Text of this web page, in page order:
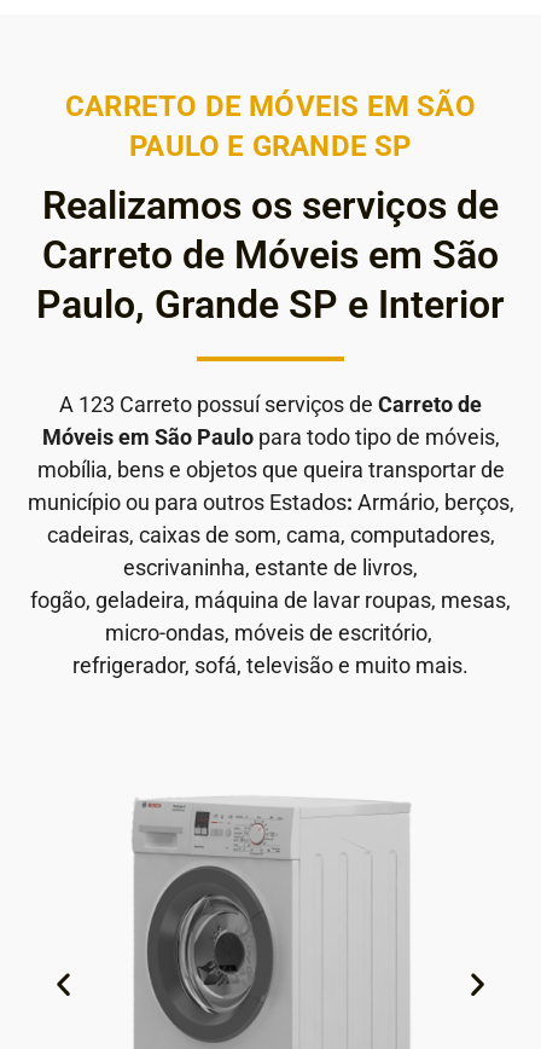
CARRETO DE MÓVEIS EM SÃO
PAULO E GRANDE SP
Realizamos os serviços de
Carreto de Móveis em São
Paulo, Grande SP e Interior
A 123 Carreto possuí serviços de Carreto de
Móveis em São Paulopara todo tipo de móveis,
mobília, bens e objetos que queira transportar de
município ou para outros Estados: Armário, berços,
cadeiras, caixas de som, cama, computadores,
escrivaninha, estante de livros,
fogão, geladeira, máquina de lavar roupas, mesas,
micro-ondas, móveis de escritório,
refrigerador, sofá, televisão e muito mais.